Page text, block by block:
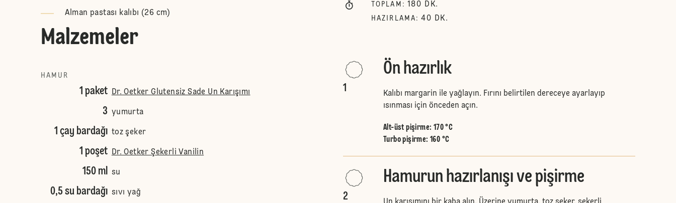
Alman pastası kalıbı (26 cm)
Malzemeler
HAMUR
1 paket Dr. Oetker Glutensiz Sade Un Karışımı
3 yumurta
1 çay bardağı toz şeker
1 poşet Dr. Oetker Şekerli Vanilin
150 ml su
0,5 su bardağı sıvı yağ
TOPLAM : 180 DK.
HAZIRLAMA : 40 DK.
1
Ön hazırlık
Kalıbı margarin ile yağlayın. Fırını belirtilen dereceye ayarlayıp
ısınması için önceden açın.
Alt-üst pişirme: 170 °C
Turbo pişirme: 160 °C
2
Hamurun hazırlanışı ve pişirme